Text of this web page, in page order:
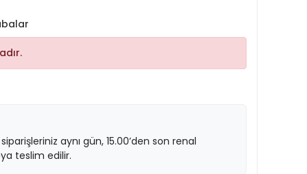
aynı gün, 15.00’den son renal
teslim edilir.